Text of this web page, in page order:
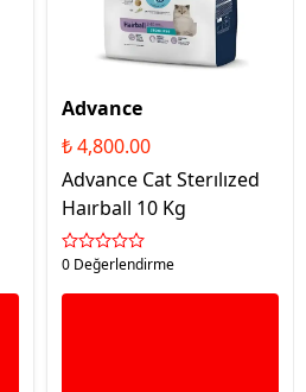
Advance
₺ 4,800.00
Advance Cat Sterılızed
Haırball 10 Kg
0 Değerlendirme